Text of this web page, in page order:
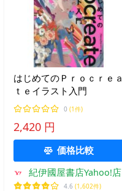
はじめてのＰｒｏｃｒｅａ
ｔｅイラスト入門
0 (1件)
2,420 円
価格比較
紀伊國屋書店Yahoo!店
4.6 (1,602件)